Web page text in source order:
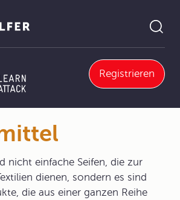
Registrieren
6.2 Organische Verbindungen mit funktionellen Gruppen Waschmittel
nicht einfache Seifen, die zur
dienen, sondern es sind
die aus einer ganzen Reihe